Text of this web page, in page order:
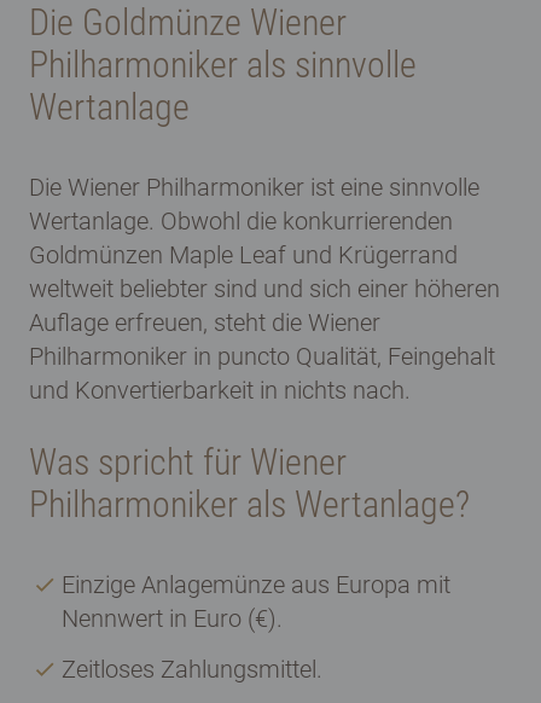
Die Goldmünze Wiener
Philharmoniker als sinnvolle
Wertanlage
Die Wiener Philharmoniker ist eine sinnvolle
Wertanlage. Obwohl die konkurrierenden
Goldmünzen Maple Leaf und Krügerrand
weltweit beliebter sind und sich einer höheren
Auflage erfreuen, steht die Wiener
Philharmoniker in puncto Qualität, Feingehalt
und Konvertierbarkeit in nichts nach.
Was spricht für Wiener
Philharmoniker als Wertanlage?
Einzige Anlagemünze aus Europa mit
Nennwert in Euro (€).
Zeitloses Zahlungsmittel.